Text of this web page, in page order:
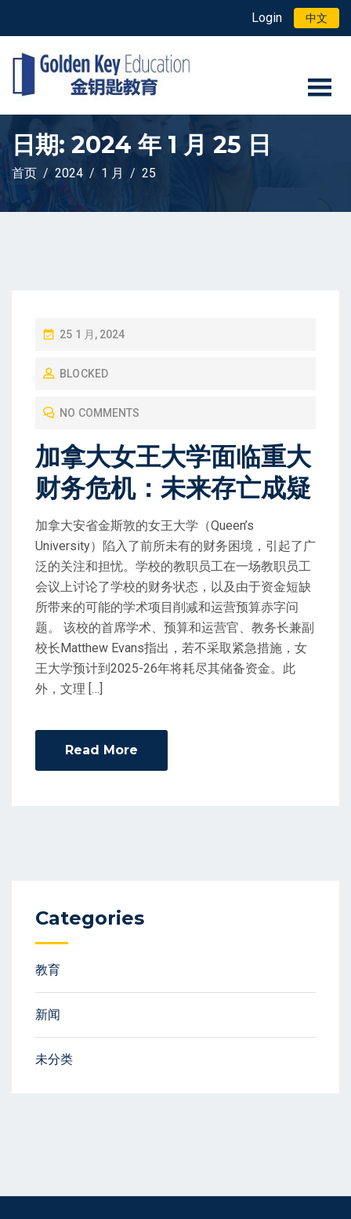
Login 中文
日期: 2024 年 1 月 25 日
首页 2024 1 月 25
P
S
O
N
25 1 月, 2024
BLOCKED
NO COMMENTS
加拿大女王大学面临重大
财务危机：未来存亡成疑
加拿大安省金斯敦的女王大学（Queen’s
University）陷入了前所未有的财务困境，引起了广
泛的关注和担忧。学校的教职员工在一场教职员工
会议上讨论了学校的财务状态，以及由于资金短缺
所带来的可能的学术项目削减和运营预算赤字问
题。 该校的首席学术、预算和运营官、教务长兼副
校长Matthew Evans指出，若不采取紧急措施，女
王大学预计到2025-26年将耗尽其储备资金。此
外，文理 […]
Read More
Categories
教育
新闻
未分类